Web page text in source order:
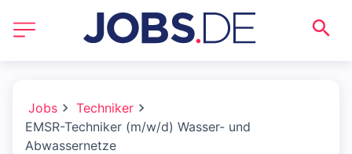
Jobs
Techniker
EMSR-Techniker (m/w/d) Wasser- und
Abwassernetze